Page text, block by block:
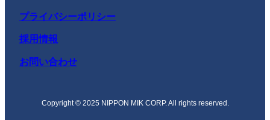
プライバシーポリシー
採用情報
お問い合わせ
Copyright © 2025 NIPPON MIK CORP. All rights reserved.